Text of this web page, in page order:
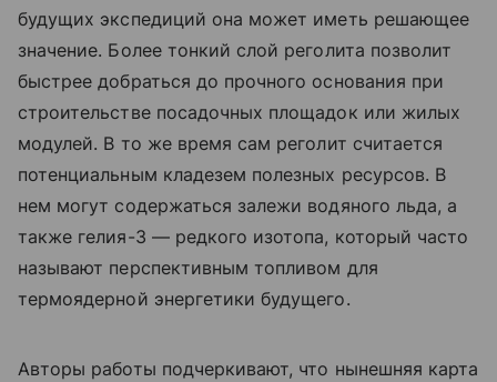
будущих экспедиций она может иметь решающее
значение. Более тонкий слой реголита позволит
быстрее добраться до прочного основания при
строительстве посадочных площадок или жилых
модулей. В то же время сам реголит считается
потенциальным кладезем полезных ресурсов. В
нем могут содержаться залежи водяного льда, а
также гелия-3 — редкого изотопа, который часто
называют перспективным топливом для
термоядерной энергетики будущего.
Авторы работы подчеркивают, что нынешняя карта